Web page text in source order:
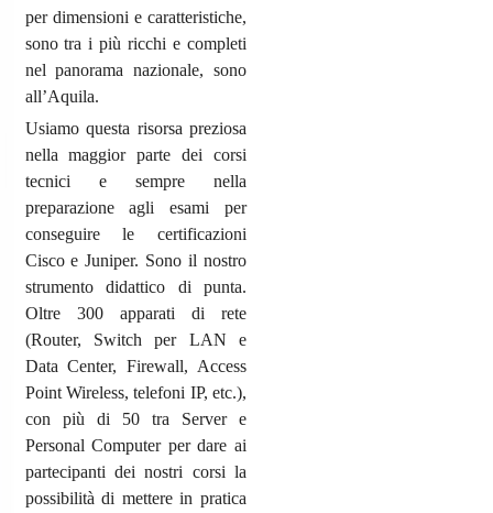
per dimensioni e caratteristiche,
sono tra i più ricchi e completi
nel panorama nazionale, sono
all’Aquila.
Usiamo questa risorsa preziosa
nella maggior parte dei corsi
tecnici e sempre nella
preparazione agli esami per
conseguire le certificazioni
Cisco e Juniper. Sono il nostro
strumento didattico di punta.
Oltre 300 apparati di rete
(Router, Switch per LAN e
Data Center, Firewall, Access
Point Wireless, telefoni IP, etc.),
con più di 50 tra Server e
Personal Computer per dare ai
partecipanti dei nostri corsi la
possibilità di mettere in pratica